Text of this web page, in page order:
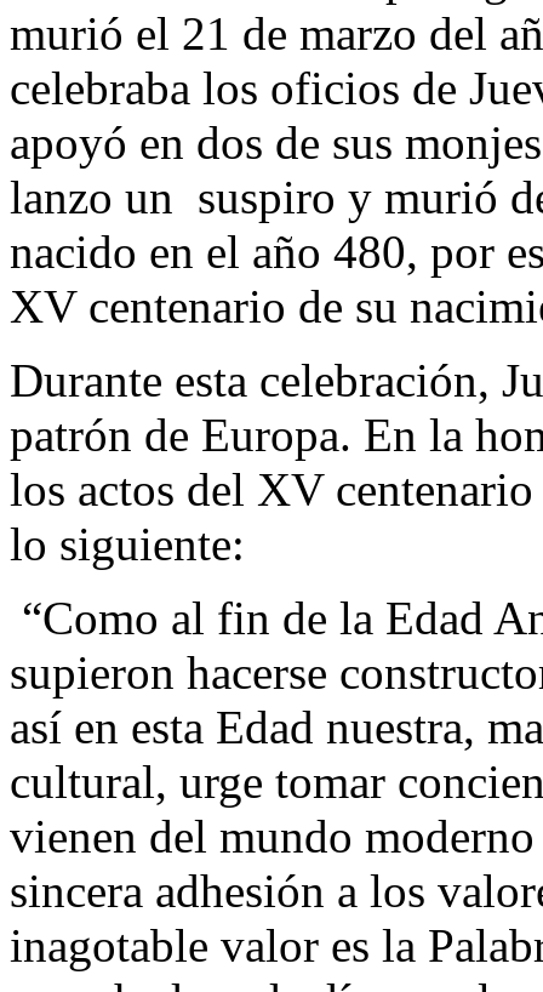
murió el 21 de marzo del
celebraba los oficios de
apoyó en dos de sus
lanzo un suspiro y murió
nacido en el año 480, por
XV centenario de su
Durante esta celebración,
patrón de Europa. En la
los actos del XV
lo siguiente:
“Como al fin de la Edad
supieron hacerse
así en esta Edad nuestra,
cultural, urge tomar
vienen del mundo
sincera adhesión a los
inagotable valor es la